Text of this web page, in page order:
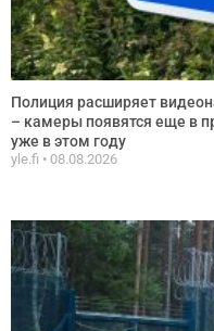
Полиция расширяет
– камеры появятся еще в
уже в этом году
yle.fi 08.08.2026